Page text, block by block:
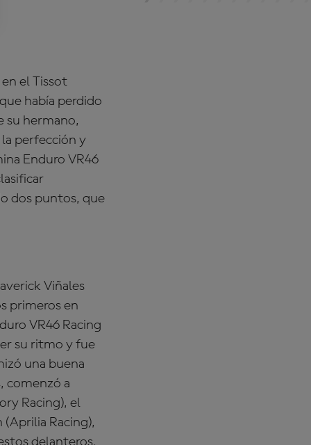
el Tissot
había perdido
su hermano,
la perfección y
Enduro VR46
dos puntos, que
Viñales
primeros en
VR46 Racing
su ritmo y fue
una buena
comenzó a
Racing), el
Racing),
delanteros.